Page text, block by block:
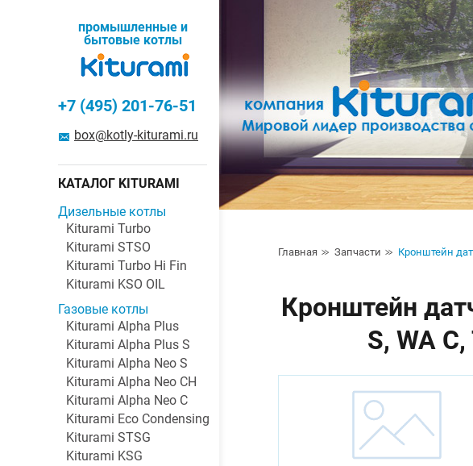
Главная Запчасти Кронштейн
Кронштейн
S, WA
промышленные и
бытовые котлы
+7 (495) 201-76-51
box@kotly-kiturami.ru
КАТАЛОГ KITURAMI
Дизельные котлы
Kiturami Turbo
Kiturami STSO
Kiturami Turbo Hi Fin
Kiturami KSO OIL
Газовые котлы
Kiturami Alpha Plus
Kiturami Alpha Plus S
Kiturami Alpha Neo S
Kiturami Alpha Neo CH
Kiturami Alpha Neo C
Kiturami Eco Condensing
Kiturami STSG
Kiturami KSG